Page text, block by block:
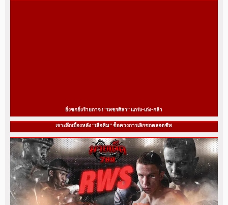
ยิ่งชกยิ่งร้ายกาจ ! “เพชรศิลา” แกร่ง-เก่ง-กล้า
เจาะลึกเบื้องหลัง “เสือคิม” ช็อควงการเลิกชกตลอดชีพ